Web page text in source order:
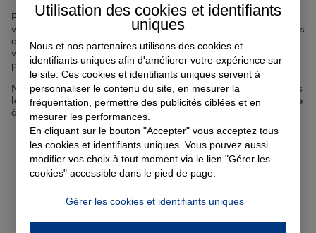
Pour sécuriser votre avenir et celui de vos proches, nous mettons à
votre disposition des solutions d'assurance emprunteur
ainsi que des
offres decomplémentaire santéperformantes. Notre objectif est de
vous offrir une
protection optimale , adaptée à votre situation
personnelle et à votre budget.
Nos agents expérimentés sont à votre écoute pour vous guider dans
le choix desgaranties les plus pertinentespour vous et votre famille
à Morsang-sur-Orge.
Votre assurance auto, moto
ou scooter à Morsang-sur-
Orge
Utilisation des cookies et identifiants
uniques
Nous et nos partenaires utilisons des cookies et
identifiants uniques afin d'améliorer votre expérience sur
le site. Ces cookies et identifiants uniques servent à
personnaliser le contenu du site, en mesurer la
fréquentation, permettre des publicités ciblées et en
mesurer les performances.
En cliquant sur le bouton "Accepter" vous acceptez tous
les cookies et identifiants uniques. Vous pouvez aussi
modifier vos choix à tout moment via le lien "Gérer les
cookies" accessible dans le pied de page.
Gérer les cookies et identifiants uniques